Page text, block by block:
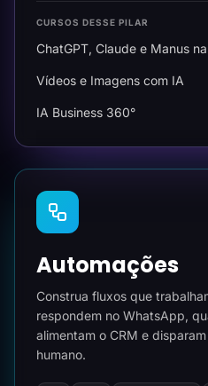
CURSOS DESSE PILAR
ChatGPT, Claude e Manus
Vídeos e Imagens com IA
IA Business 360°
Automações
Construa fluxos que
respondem no WhatsApp,
alimentam o CRM e
humano.